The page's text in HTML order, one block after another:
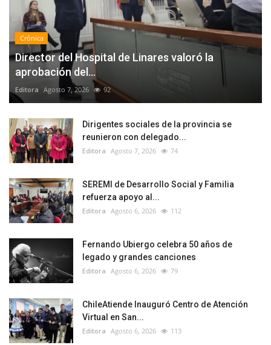
Crónica
Director del Hospital de Linares valoró la
aprobación del...
Editora Agosto 7, 2026 92
Dirigentes sociales de la provincia se
reunieron con delegado...
Editora Agosto 7, 2026 74
SEREMI de Desarrollo Social y Familia
refuerza apoyo al...
Editora Agosto 6, 2026 112
Fernando Ubiergo celebra 50 años de
legado y grandes canciones
Editora Agosto 6, 2026 79
ChileAtiende Inauguró Centro de Atención
Virtual en San...
Editora Agosto 6, 2026 113